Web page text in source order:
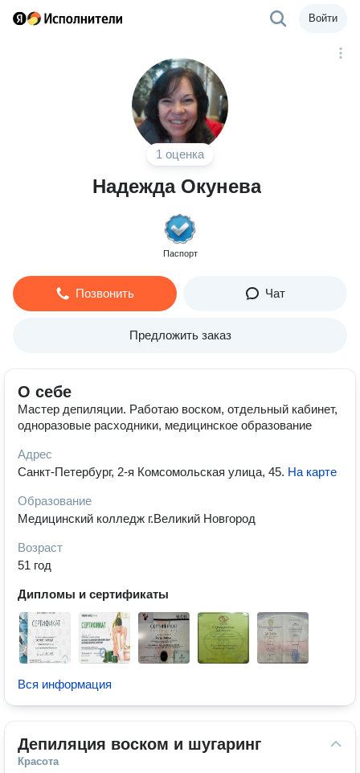
Войти
1 оценка
Надежда Окунева
Паспорт
Позвонить Чат
Предложить заказ
О себе
Мастер депиляции. Работаю воском, отдельный кабинет,
одноразовые расходники, медицинское образование
Адрес
Санкт-Петербург, 2-я Комсомольская улица, 45. На карте
Образование
Медицинский колледж г.Великий Новгород
Возраст
51 год
Дипломы и сертификаты
Вся информация
Депиляция воском и шугаринг
Красота